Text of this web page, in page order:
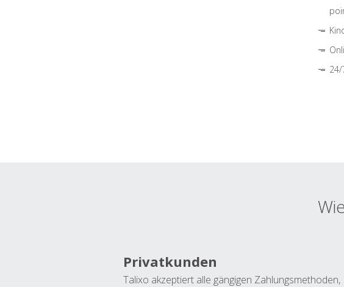
Privatkunden
Talixo akzeptiert alle gängigen Zahlungsmethoden,